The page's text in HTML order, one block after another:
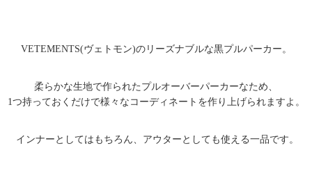
VETEMENTS(ヴェトモン)のリーズナブルな黒プルパーカー。
柔らかな生地で作られたプルオーバーパーカーなため、
1つ持っておくだけで様々なコーディネートを作り上げられますよ。
インナーとしてはもちろん、アウターとしても使える一品です。